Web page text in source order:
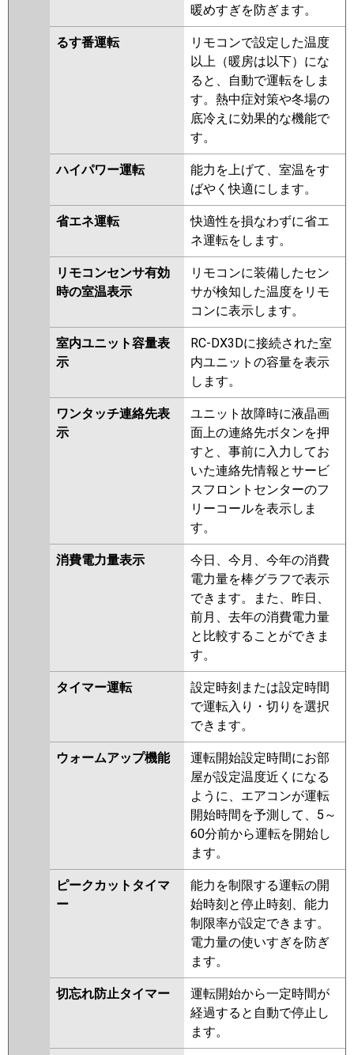
暖めすぎを防ぎます。
るす番運転
リモコンで設定した温度
以上（暖房は以下）にな
ると、自動で運転をしま
す。熱中症対策や冬場の
底冷えに効果的な機能で
す。
ハイパワー運転
能力を上げて、室温をす
ばやく快適にします。
省エネ運転
快適性を損なわずに省エ
ネ運転をします。
リモコンセンサ有効
時の室温表示
リモコンに装備したセン
サが検知した温度をリモ
コンに表示します。
室内ユニット容量表
示
RC-DX3Dに接続された室
内ユニットの容量を表示
します。
ワンタッチ連絡先表
示
ユニット故障時に液晶画
面上の連絡先ボタンを押
すと、事前に入力してお
いた連絡先情報とサービ
スフロントセンターのフ
リーコールを表示しま
す。
消費電力量表示
今日、今月、今年の消費
電力量を棒グラフで表示
できます。また、昨日、
前月、去年の消費電力量
と比較することができま
す。
タイマー運転
設定時刻または設定時間
で運転入り・切りを選択
できます。
ウォームアップ機能
運転開始設定時間にお部
屋が設定温度近くになる
ように、エアコンが運転
開始時間を予測して、5～
60分前から運転を開始し
ます。
ピークカットタイマ
ー
能力を制限する運転の開
始時刻と停止時刻、能力
制限率が設定できます。
電力量の使いすぎを防ぎ
ます。
切忘れ防止タイマー
運転開始から一定時間が
経過すると自動で停止し
ます。